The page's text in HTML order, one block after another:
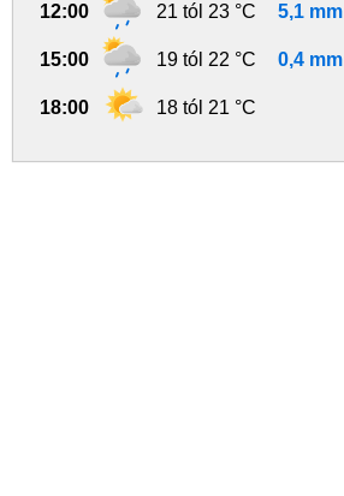
12:00 21 tól 23 °C 5,1 mm
15:00 19 tól 22 °C 0,4 mm
18:00 18 tól 21 °C